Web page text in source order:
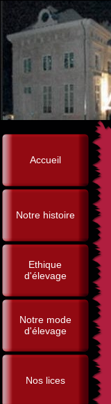
Accueil
Notre histoire
Ethique
d'élevage
Notre mode
d'élevage
Nos lices